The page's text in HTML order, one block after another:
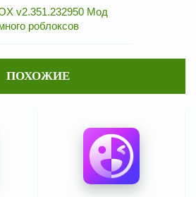
v2.351.232950 Мод
роблоксов
ПОХОЖИЕ